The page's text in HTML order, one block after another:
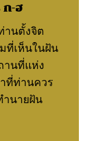
-ฮ
านตั้งจิต
ที่เห็นในฝัน
านที่แห่ง
ที่ท่านควร
ำนายฝัน